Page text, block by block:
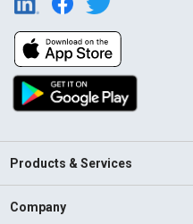
Products & Services
Company